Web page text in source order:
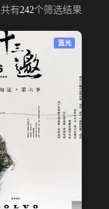
共有242个筛选结果
蓝光